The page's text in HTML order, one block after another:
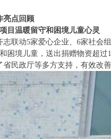
亮点回顾
目温暖留守和困境儿童心灵
动5家爱心企业、6家社会组
困境儿童，送出捐赠物资超
省民政厅等多方支持，有效改